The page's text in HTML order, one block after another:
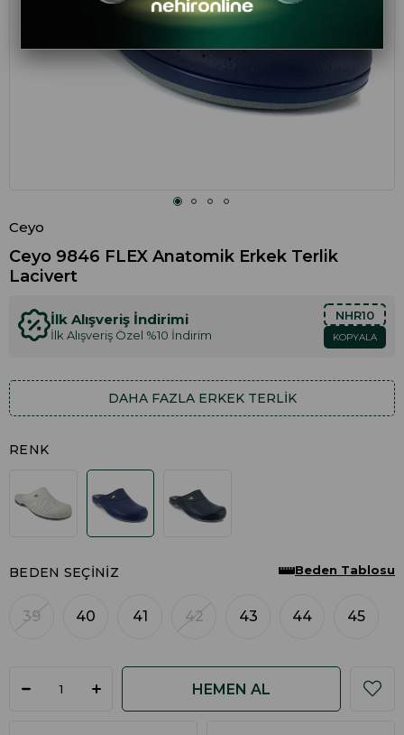
Ceyo
Ceyo 9846 FLEX Anatomik Erkek Terlik
Lacivert
İlk Alışveriş İndirimi
İlk Alışveriş Özel %10 İndirim
NHR10
KOPYALA
DAHA FAZLA ERKEK TERLIK
RENK
BEDEN SEÇINIZ
39 40 41 42 43 44 45
Beden Tablosu